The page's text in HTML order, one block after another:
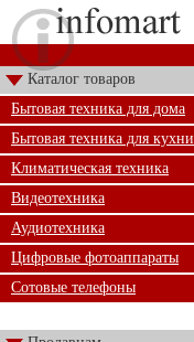
Каталог товаров
Бытовая техника для дома
Бытовая техника для кухни
Климатическая техника
Видеотехника
Аудиотехника
Цифровые фотоаппараты
Сотовые телефоны